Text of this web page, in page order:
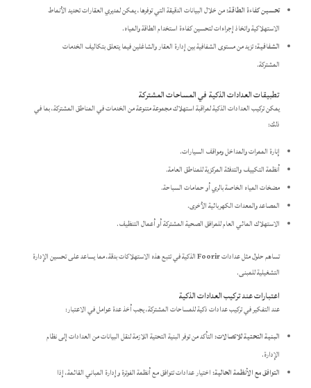
تحسين كفاءة الطاقة:من خلال البيانات الدقيقة التي توفرها، يمكن لمديري العقارات تحديد الأنماط
الاستهلاكية واتخاذ إجراءات لتحسين كفاءة استخدام الطاقة والمياه.
الشفافية:تزيد من مستوى الشفافية بين إدارة العقار والشاغلين فيما يتعلق بتكاليف الخدمات
المشتركة.
تطبيقات العدادات الذكية في المساحات المشتركة
يمكن تركيب العدادات الذكية لمراقبة استهلاك مجموعة متنوعة من الخدمات في المناطق المشتركة، بما في
ذلك:
إنارة الممرات والمداخل ومواقف السيارات.
أنظمة التكييف والتدفئة المركزية للمناطق العامة.
مضخات المياه الخاصة بالري أو حمامات السباحة.
المصاعد والمعدات الكهربائية الأخرى.
الاستهلاك المائي العام للمرافق الصحية المشتركة أو أعمال التنظيف.
تساهم حلول مثل عداداتFoorirالذكية في تتبع هذه الاستهلاكات بدقة، مما يساعد على تحسين الإدارة
التشغيلية للمبنى.
اعتبارات عند تركيب العدادات الذكية
عند التفكير في تركيب عدادات ذكية للمساحات المشتركة، يجب أخذ عدة عوامل في الاعتبار:
البنية التحتية للاتصالات:التأكد من توفر البنية التحتية اللازمة لنقل البيانات من العدادات إلى نظام
الإدارة.
التوافق مع الأنظمة الحالية:اختيار عدادات تتوافق مع أنظمة الفوترة وإدارة المباني القائمة، إذا